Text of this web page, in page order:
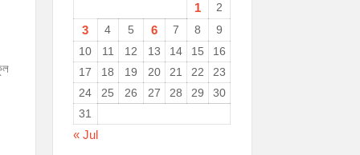
1 2
3 4 5 6 7 8
9
10
11 12 13 14 15
16
17
18 19 20 21 22
23
24
25 26 27 28 29
30
31
« Jul